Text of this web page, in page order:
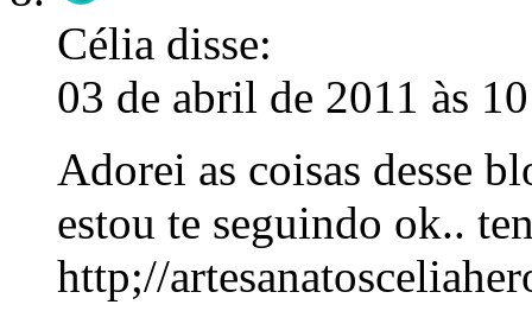
Célia disse:
03 de abril de 2011 às
Adorei as coisas desse
estou te seguindo ok..
http;//